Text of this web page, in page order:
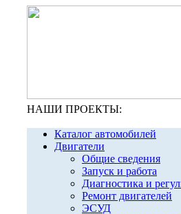
НАШИ ПРОЕКТЫ:
Каталог автомобилей
Двигатели
Общие сведения
Запуск и работа
Диагностика и
Ремонт двигателей
ЭСУД